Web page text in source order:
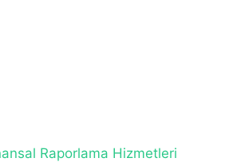
Raporlama Hizmetleri